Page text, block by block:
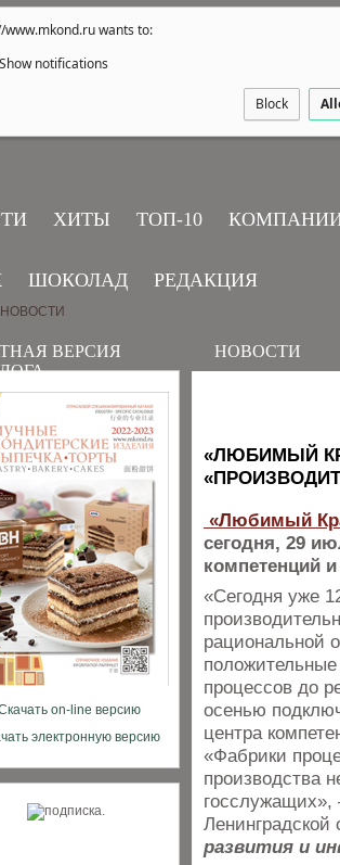
www.mkond.ru wants to:
Show notifications
Block
ХИТЫ ТОП-10
ШОКОЛАД РЕДАКЦИЯ
ВЕРСИЯ
НОВОСТИ
НОВОСТИ
«ЛЮБИМЫЙ
«Любимый
сегодня, 29
компетенций
«Сегодня уже
рациональной
процессов до
осенью
центра
«Фабрики
производства
госслужащих»,
развития и